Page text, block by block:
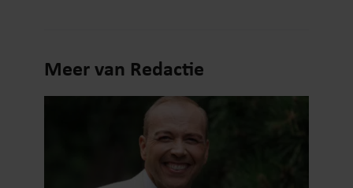
Meer van Redactie